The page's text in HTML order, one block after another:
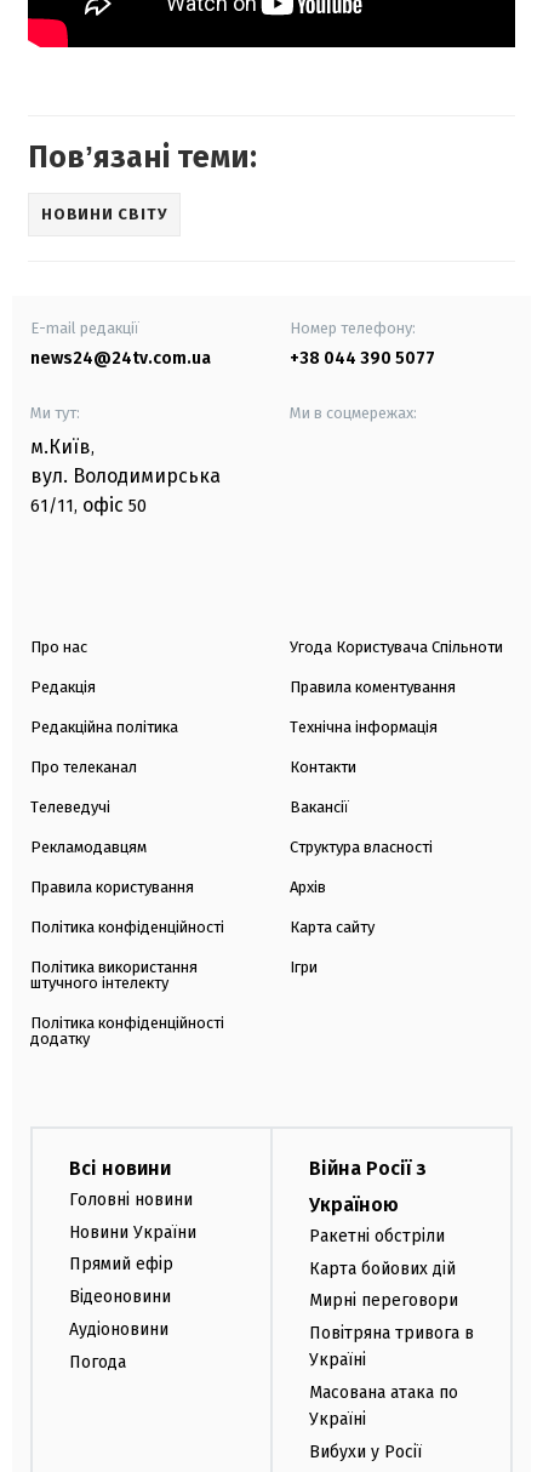
Повʼязані теми:
НОВИНИ СВІТУ
E-mail редакції
news24@24tv.com.ua
Номер телефону:
+38 044 390 5077
Ми тут:
м.Київ,
вул. Володимирська
61/11, офіс 50
Ми в соцмережах:
Про нас
Редакція
Редакційна політика
Про телеканал
Телеведучі
Рекламодавцям
Правила користування
Політика конфіденційності
Політика використання
штучного інтелекту
Політика конфіденційності
додатку
Угода Користувача Спільноти
Правила коментування
Технічна інформація
Контакти
Вакансії
Структура власності
Архів
Карта сайту
Ігри
Всі новини
Головні новини
Новини України
Прямий ефір
Відеоновини
Аудіоновини
Погода
Війна Росії з
Україною
Ракетні обстріли
Карта бойових дій
Мирні переговори
Повітряна тривога в
Україні
Масована атака по
Україні
Вибухи у Росії